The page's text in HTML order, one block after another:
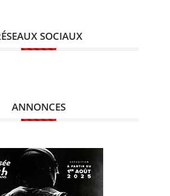
SOCIAUX
ANNONCES